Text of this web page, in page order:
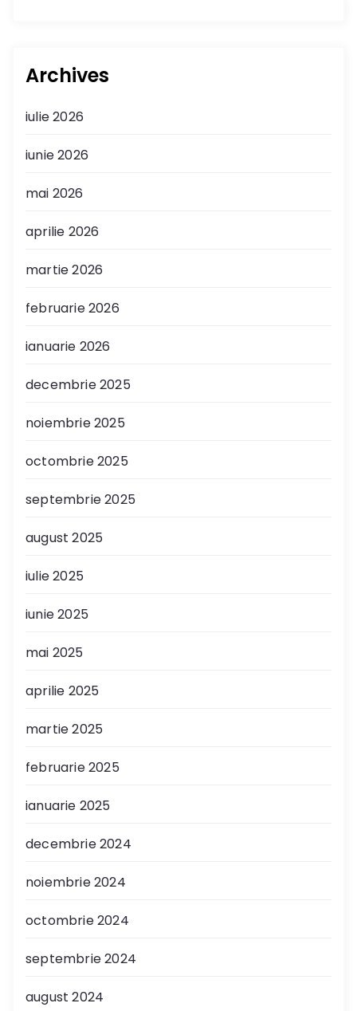
Archives
iulie 2026
iunie 2026
mai 2026
aprilie 2026
martie 2026
februarie 2026
ianuarie 2026
decembrie 2025
noiembrie 2025
octombrie 2025
septembrie 2025
august 2025
iulie 2025
iunie 2025
mai 2025
aprilie 2025
martie 2025
februarie 2025
ianuarie 2025
decembrie 2024
noiembrie 2024
octombrie 2024
septembrie 2024
august 2024